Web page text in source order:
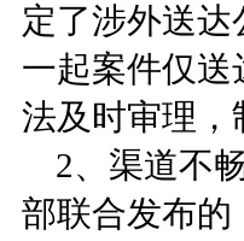
定了涉外送
一起案件仅
法及时审理，
2、渠道不
部联合发布的